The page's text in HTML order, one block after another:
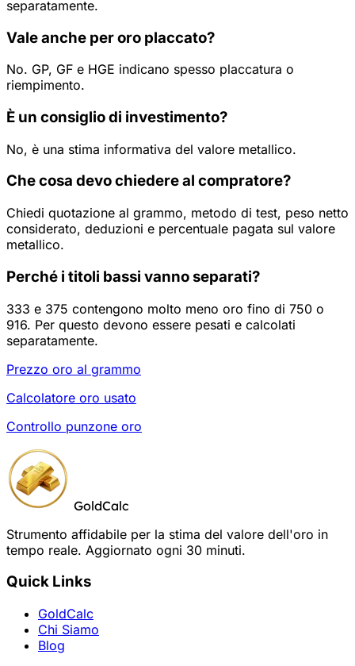
separatamente.
Vale anche per oro placcato?
No. GP, GF e HGE indicano spesso placcatura o
riempimento.
È un consiglio di investimento?
No, è una stima informativa del valore metallico.
Che cosa devo chiedere al compratore?
Chiedi quotazione al grammo, metodo di test, peso netto
considerato, deduzioni e percentuale pagata sul valore
metallico.
Perché i titoli bassi vanno separati?
333 e 375 contengono molto meno oro fino di 750 o
916. Per questo devono essere pesati e calcolati
separatamente.
Prezzo oro al grammo
Calcolatore oro usato
Controllo punzone oro
GoldCalc
Strumento affidabile per la stima del valore dell'oro in
tempo reale. Aggiornato ogni 30 minuti.
Quick Links
GoldCalc
Chi Siamo
Blog